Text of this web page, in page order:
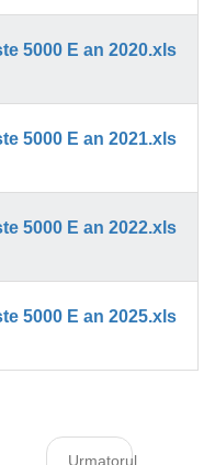
5000 E an 2020.xls
5000 E an 2021.xls
5000 E an 2022.xls
5000 E an 2025.xls
Urmatorul